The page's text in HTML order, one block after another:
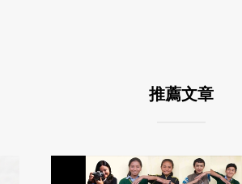
推薦文章